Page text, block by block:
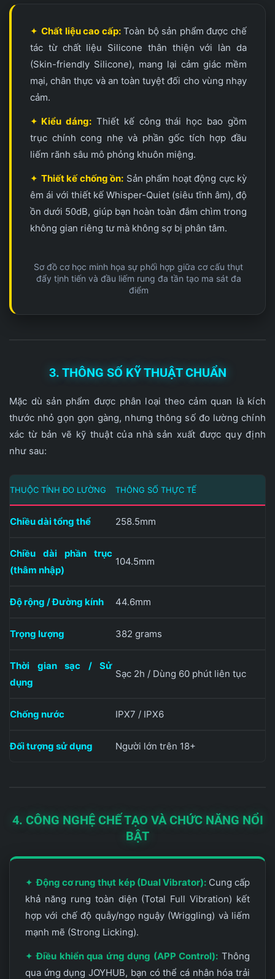
✦ Chất liệu cao cấp:Toàn bộ sản phẩm được chế
tác từ chất liệu Silicone thân thiện với làn da
(Skin-friendly Silicone), mang lại cảm giác mềm
mại, chân thực và an toàn tuyệt đối cho vùng nhạy
cảm.
✦ Kiểu dáng:Thiết kế công thái học bao gồm
trục chính cong nhẹ và phần gốc tích hợp đầu
liếm rãnh sâu mô phỏng khuôn miệng.
✦ Thiết kế chống ồn: Sản phẩm hoạt động cực kỳ
êm ái với thiết kế Whisper-Quiet (siêu tĩnh âm), độ
ồn dưới 50dB, giúp bạn hoàn toàn đắm chìm trong
không gian riêng tư mà không sợ bị phân tâm.
Sơ đồ cơ học minh họa sự phối hợp giữa cơ cấu thụt
đẩy tịnh tiến và đầu liếm rung đa tần tạo ma sát đa
điểm
3. THÔNG SỐ KỸ THUẬT CHUẨN
Mặc dù sản phẩm được phân loại theo cảm quan là kích
thước nhỏ gọn gọn gàng, nhưng thông số đo lường chính
xác từ bản vẽ kỹ thuật của nhà sản xuất được quy định
như sau:
THUỘC TÍNH ĐO LƯỜNG THÔNG SỐ THỰC TẾ
Chiều dài tổng thể 258.5mm
Chiều dài phần trục
(thâm nhập)
104.5mm
Độ rộng / Đường kính 44.6mm
Trọng lượng 382 grams
Thời gian sạc / Sử
dụng
Sạc 2h / Dùng 60 phút liên tục
Chống nước IPX7 / IPX6
Đối tượng sử dụng Người lớn trên 18+
4. CÔNG NGHỆ CHẾ TẠO VÀ CHỨC NĂNG NỔI
BẬT
✦ Động cơ rung thụt kép (Dual Vibrator):Cung cấp
khả năng rung toàn diện (Total Full Vibration) kết
hợp với chế độ quẫy/ngọ nguậy (Wriggling) và liếm
mạnh mẽ (Strong Licking).
✦ Điều khiển qua ứng dụng (APP Control): Thông
qua ứng dụng JOYHUB, bạn có thể cá nhân hóa trải